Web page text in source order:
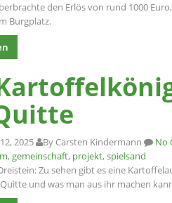
den Erlös von rund 1000
Burgplatz.
2025 By Carsten Kindermann No
, gemeinschaft, projekt, spielsand
Zu sehen gibt es eine
und was man aus ihr machen